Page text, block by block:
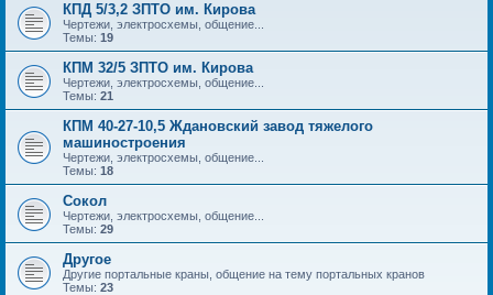
КПД 5/3,2 ЗПТО им. Кирова
Чертежи, электросхемы, общение...
Темы: 19
КПМ 32/5 ЗПТО им. Кирова
Чертежи, электросхемы, общение...
Темы: 21
КПМ 40-27-10,5 Ждановский завод тяжелого
машиностроения
Чертежи, электросхемы, общение...
Темы: 18
Сокол
Чертежи, электросхемы, общение...
Темы: 29
Другое
Другие портальные краны, общение на тему портальных кранов
Темы: 23